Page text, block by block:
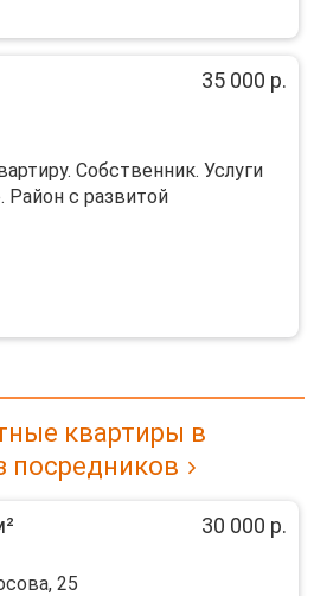
35 000 р.
Собственник. Услуги
Район с развитой
квартиры в
посредников
30 000 р.
25